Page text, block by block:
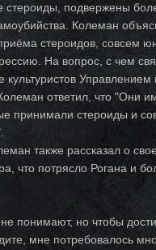
стероиды, подвержены
Колеман
стероидов, совсем
На вопрос, с чем
культуристов Управлением
ответил, что "Они
принимали стероиды и
также рассказал о
что потрясло Рогана и
понимают, но чтобы
мне потребовалось